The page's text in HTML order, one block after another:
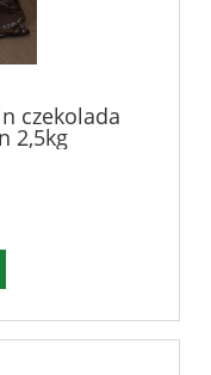
czekolada
2,5kg